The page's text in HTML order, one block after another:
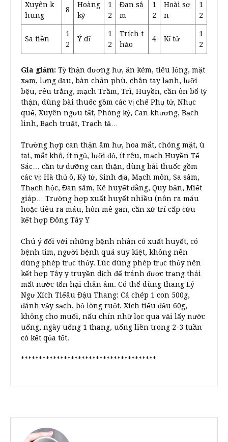
Xuyên k
hung
8
Hoàng
kỳ
1
2
Đan sâ
m
1
2
Hoài sơ
n
1
2
Sa tiền
1
2
Ý dĩ
1
2
Trích t
hảo
4 Kỉ tử
1
2
Gia giảm: Tỳ thận dương hư, ăn kém, tiêu lỏng, mặt
xạm, lưng đau, bàn chân phù, chân tay lạnh, lưỡi
bệu, rêu trắng, mạch Trầm, Trì, Huyền, cần ôn bổ tỳ
thận, dùng bài thuốc gồm các vị chế Phụ tử, Nhục
quế, Xuyên ngưu tất, Phòng kỷ, Can khương, Bạch
linh, Bạch truật, Trạch tả…
Trường hợp can thận âm hư, hoa mắt, chóng mặt, ù
tai, mắt khô, ít ngủ, lưỡi đỏ, ít rêu, mạch Huyền Tế
Sác… cần tư dưỡng can thận, dùng bài thuốc gồm
các vị: Hà thủ ô, Kỷ tử, Sinh địa, Mạch môn, Sa sâm,
Thạch hộc, Đan sâm, Kê huyết đằng, Quy bản, Miết
giáp… Trường hợp xuất huyết nhiều (nôn ra máu
hoặc tiêu ra máu, hôn mê gan, cần xử trí cấp cứu
kết hợp Đông Tây Y
Chú ý đối với những bệnh nhân có xuất huyết, có
bệnh tim, người bệnh quá suy kiệt, không nên
dùng phép trục thủy. Lúc dùng phép trục thủy nên
kết hợp Tây y truyền dịch để tránh được trạng thái
mất nước tổn hại chân âm. Có thể dùng thang Lý
Ngư Xích Tiểâu Đậu Thang: Cá chép 1 con 500g,
đánh vảy sạch, bỏ lòng ruột. Xích tiểu đậu 60g,
không cho muối, nấu chín nhừ lọc qua vải lấy nước
uống, ngày uống 1 thang, uống liền trong 2-3 tuần
có kết qủa tốt.
**************************************